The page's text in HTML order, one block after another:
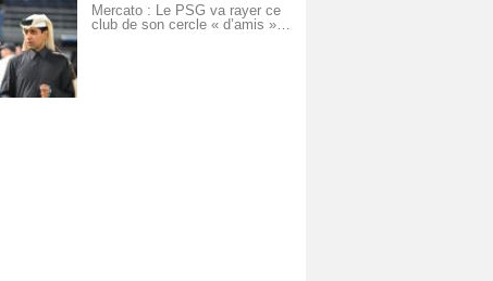
Mercato : Le PSG va rayer ce
club de son cercle « d’amis »…